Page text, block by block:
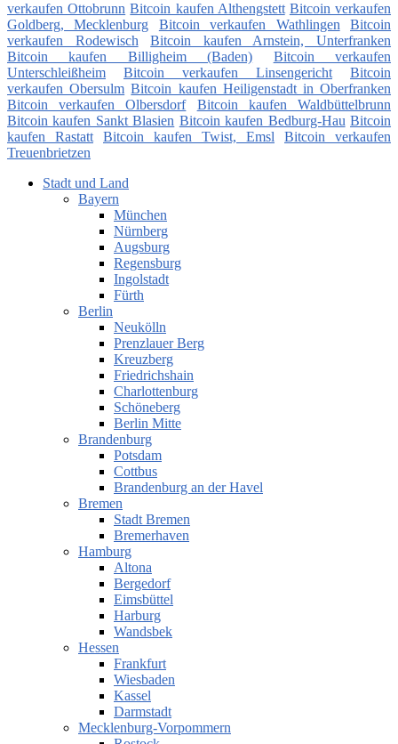
verkaufen Ottobrunn Bitcoin kaufen Althengstett Bitcoin verkaufen
Goldberg, Mecklenburg
Bitcoin verkaufen Wathlingen
Bitcoin
verkaufen Rodewisch
Bitcoin kaufen Arnstein, Unterfranken
Bitcoin kaufen Billigheim (Baden)
Bitcoin verkaufen
Unterschleißheim
Bitcoin verkaufen Linsengericht
Bitcoin
verkaufen Obersulm Bitcoin kaufen Heiligenstadt in Oberfranken
Bitcoin verkaufen Olbersdorf
Bitcoin kaufen Waldbüttelbrunn
Bitcoin kaufen Sankt Blasien Bitcoin kaufen Bedburg-Hau Bitcoin
kaufen Rastatt
Bitcoin kaufen Twist, Emsl
Bitcoin verkaufen
Treuenbrietzen
Stadt und Land
Bayern
München
Nürnberg
Augsburg
Regensburg
Ingolstadt
Fürth
Berlin
Neukölln
Prenzlauer Berg
Kreuzberg
Friedrichshain
Charlottenburg
Schöneberg
Berlin Mitte
Brandenburg
Potsdam
Cottbus
Brandenburg an der Havel
Bremen
Stadt Bremen
Bremerhaven
Hamburg
Altona
Bergedorf
Eimsbüttel
Harburg
Wandsbek
Hessen
Frankfurt
Wiesbaden
Kassel
Darmstadt
Mecklenburg-Vorpommern